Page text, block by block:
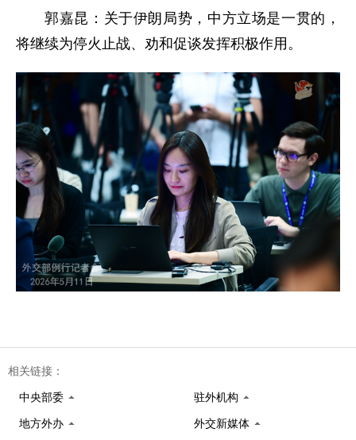
郭嘉昆：关于伊朗局势，中方立场是一贯的，
将继续为停火止战、劝和促谈发挥积极作用。
相关链接：
中央部委 驻外机构
地方外办 外交新媒体